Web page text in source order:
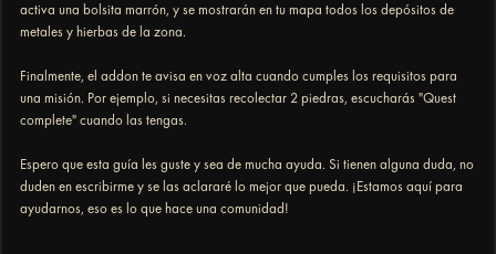
activa una bolsita marrón, y se mostrarán en tu mapa todos los depósitos de
metales y hierbas de la zona.
Finalmente, el addon te avisa en voz alta cuando cumples los requisitos para
una misión. Por ejemplo, si necesitas recolectar 2 piedras, escucharás "Quest
complete" cuando las tengas.
Espero que esta guía les guste y sea de mucha ayuda. Si tienen alguna duda, no
duden en escribirme y se las aclararé lo mejor que pueda. ¡Estamos aquí para
ayudarnos, eso es lo que hace una comunidad!